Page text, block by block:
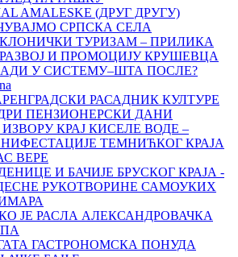
AMALESKE (ДРУГ ДРУГУ)
СРПСКА СЕЛА
ТУРИЗАМ – ПРИЛИКА
И ПРОМОЦИЈУ КРУШЕВЦА
У СИСТЕМУ–ШТА ПОСЛЕ?
РАСАДНИК КУЛТУРЕ
ПЕНЗИОНЕРСКИ ДАНИ
КРАЈ КИСЕЛЕ ВОДЕ –
ТЕМНИЋКОГ КРАЈА
ВЕРЕ
И БАЧИЈЕ БРУСКОГ КРАЈА -
РУКОТВОРИНЕ САМОУКИХ
ЈЕ РАСЛА АЛЕКСАНДРОВАЧКА
ГАСТРОНОМСКА ПОНУДА